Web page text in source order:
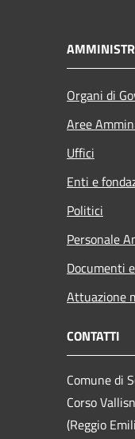
Organi di
Aree
Uffici
Enti e
Politici
Personale
Documenti
Attuazione
CONTATTI
Comune di
Corso
(Reggio